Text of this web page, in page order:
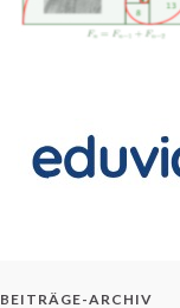
BEITRÄGE-ARCHIV